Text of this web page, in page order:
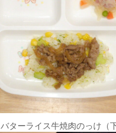
バターライス牛焼肉のっけ（下